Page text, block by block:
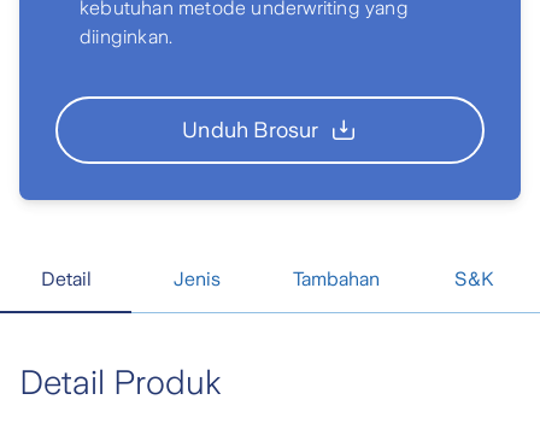
kebutuhan metode underwriting yang
diinginkan.
Unduh Brosur
Detail Jenis Tambahan S&K
Detail Produk